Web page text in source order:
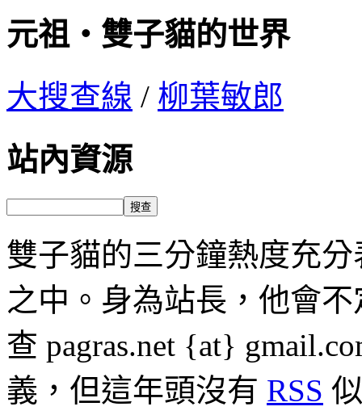
元祖‧雙子貓的世界
大搜查線 / 柳葉敏郎
站內資源
雙子貓的三分鐘熱度充
之中。身為站長，他會
查 pagras.net {at}
義，但這年頭沒有 RSS